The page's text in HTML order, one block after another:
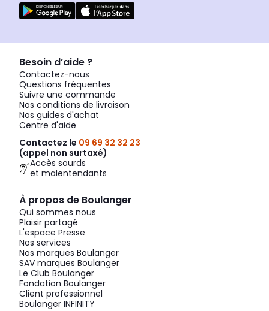
Besoin d’aide ?
Contactez-nous
Questions fréquentes
Suivre une commande
Nos conditions de livraison
Nos guides d'achat
Centre d'aide
Contactez le 09 69 32 32 23
(appel non surtaxé)
Accès sourds
et malentendants
À propos de Boulanger
Qui sommes nous
Plaisir partagé
L'espace Presse
Nos services
Nos marques Boulanger
SAV marques Boulanger
Le Club Boulanger
Fondation Boulanger
Client professionnel
Boulanger INFINITY